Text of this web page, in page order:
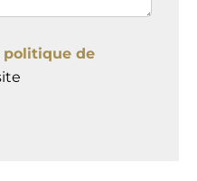
politique de